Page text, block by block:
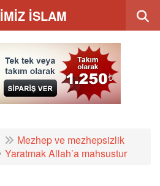
İSLAM
Mezhep ve mezhepsizlik
Yaratmak Allah’a mahsustur